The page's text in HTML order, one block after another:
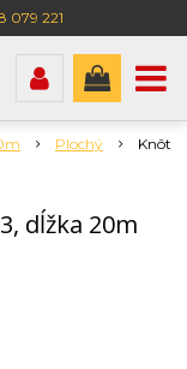
079 221
Plochý
Knôt
dĺžka 20m